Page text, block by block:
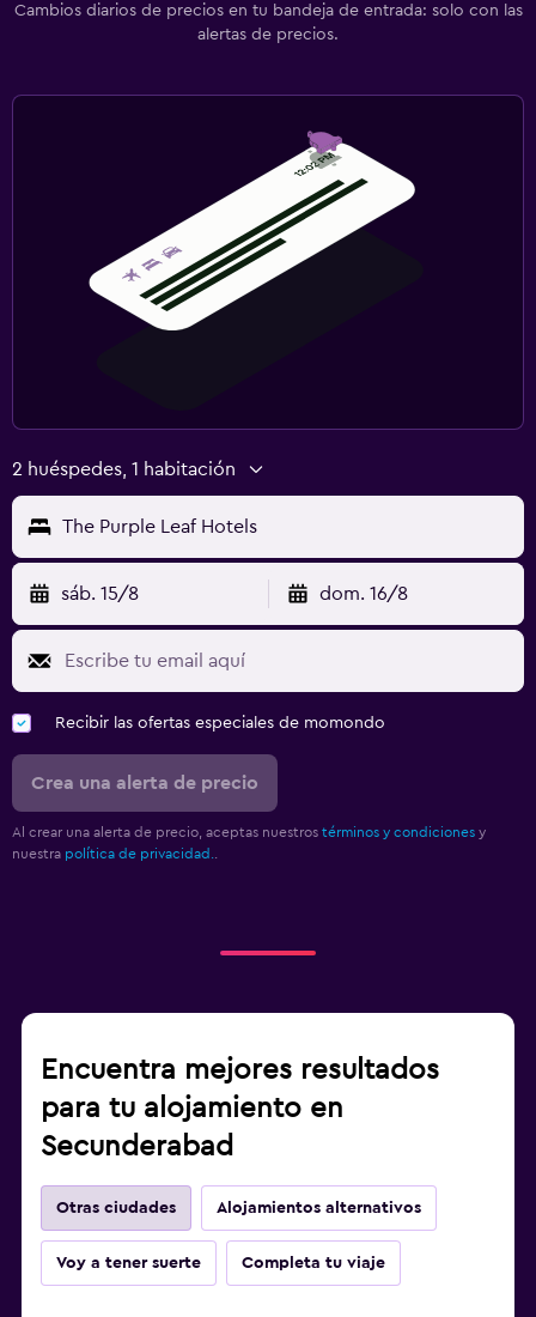
Cambios diarios de precios en tu bandeja de entrada: solo con las
alertas de precios.
2 huéspedes, 1 habitación
The Purple Leaf Hotels
sáb. 15/8 dom. 16/8
Recibir las ofertas especiales de momondo
Crea una alerta de precio
Al crear una alerta de precio, aceptas nuestros términos y condiciones y
nuestra política de privacidad.
Encuentra mejores resultados
para tu alojamiento en
Secunderabad
Otras ciudades Alojamientos alternativos
Voy a tener suerte Completa tu viaje